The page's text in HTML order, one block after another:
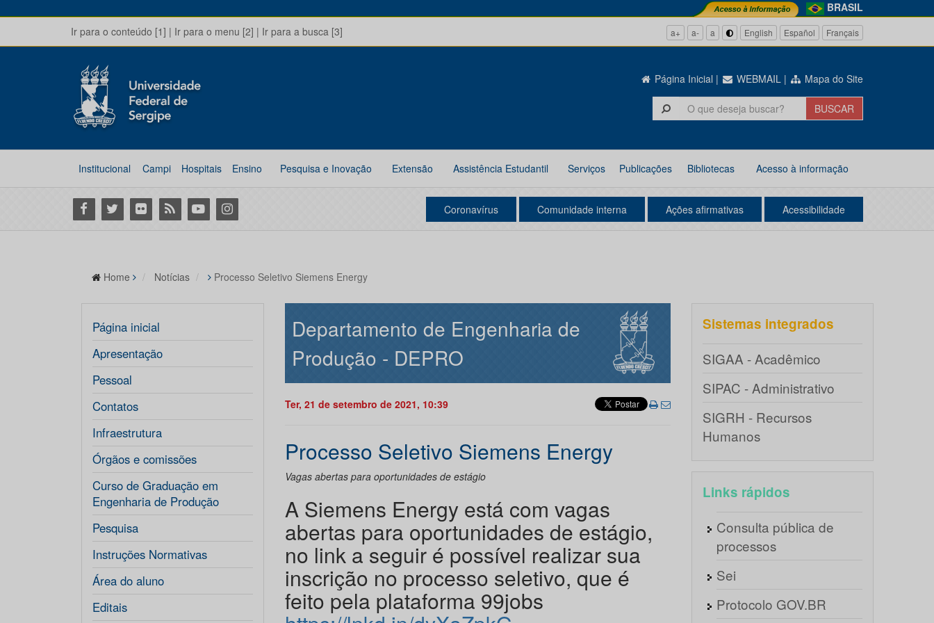
BRASIL
Ir para o conteúdo [1] | Ir para o menu [2] | Ir para a busca [3] a+ a- a English Español Français
Página Inicial | WEBMAIL | Mapa do Site
Institucional Campi Hospitais Ensino Pesquisa e Inovação Extensão Assistência Estudantil Serviços Publicações Bibliotecas Acesso à informação
Facebook
Twitter Flickr RSS YoutubeInstagram Coronavírus Comunidade interna Ações afirmativas Acessibilidade
Home Notícias Processo Seletivo Siemens Energy
Página inicial
Apresentação
Pessoal
Contatos
Infraestrutura
Órgãos e comissões
Curso de Graduação em
Engenharia de Produção
Pesquisa
Instruções Normativas
Área do aluno
Editais
Departamento de Engenharia de
Produção - DEPRO
Ter, 21 de setembro de 2021, 10:39
Processo Seletivo Siemens Energy
Vagas abertas para oportunidades de estágio
A Siemens Energy está com vagas
abertas para oportunidades de estágio,
no link a seguir é possível realizar sua
inscrição no processo seletivo, que é
feito pela plataforma 99jobs
Sistemas integrados
SIGAA - Acadêmico
SIPAC - Administrativo
SIGRH - Recursos
Humanos
Links rápidos
Consulta pública de
processos
Sei
Protocolo GOV.BR